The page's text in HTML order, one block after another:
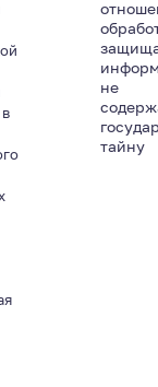
не
тайну